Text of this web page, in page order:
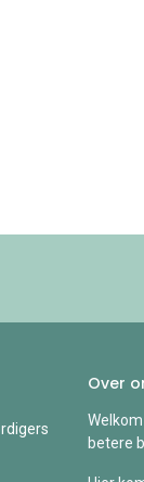
Over
betere